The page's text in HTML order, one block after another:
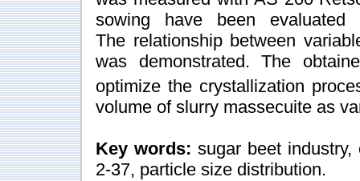
sowing have been
The relationship between
was demonstrated. The
optimize the crystallization
volume of slurry massecuite as
Key words: sugar beet
2-37, particle size distribution.